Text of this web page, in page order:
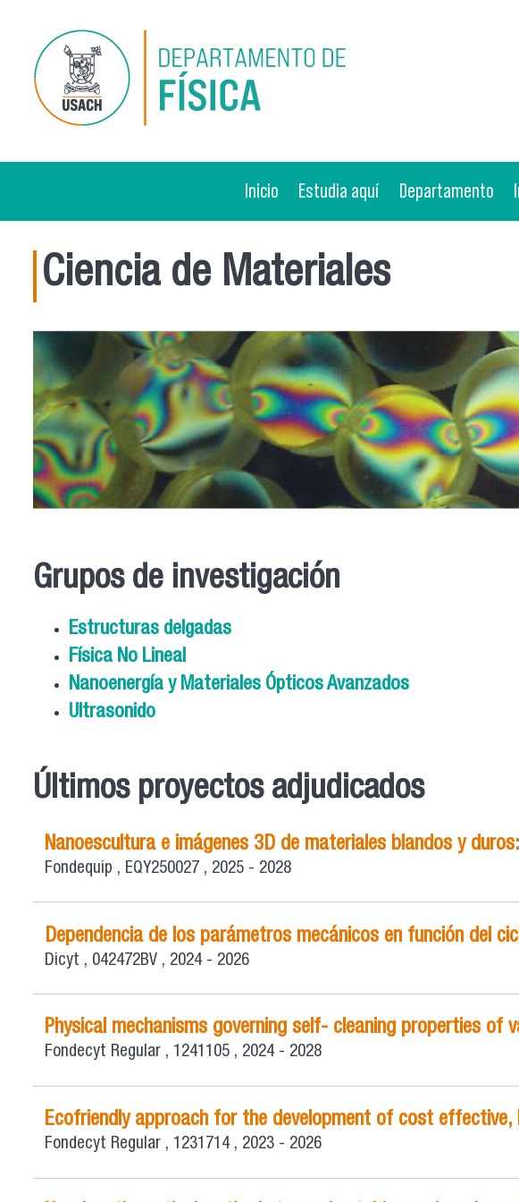
Inicio Estudia aquí Departamento
Ciencia de Materiales
Grupos de investigación
Estructuras delgadas
Física No Lineal
Nanoenergía y Materiales Ópticos Avanzados
Ultrasonido
Últimos proyectos adjudicados
Nanoescultura e imágenes 3D de materiales blandos y duros:
Fondequip , EQY250027 , 2025 - 2028
Dependencia de los parámetros mecánicos en función del
Dicyt , 042472BV , 2024 - 2026
Physical mechanisms governing self- cleaning properties of
Fondecyt Regular , 1241105 , 2024 - 2028
Ecofriendly approach for the development of cost effective,
Fondecyt Regular , 1231714 , 2023 - 2026